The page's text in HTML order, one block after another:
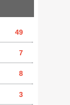
49
7
8
3